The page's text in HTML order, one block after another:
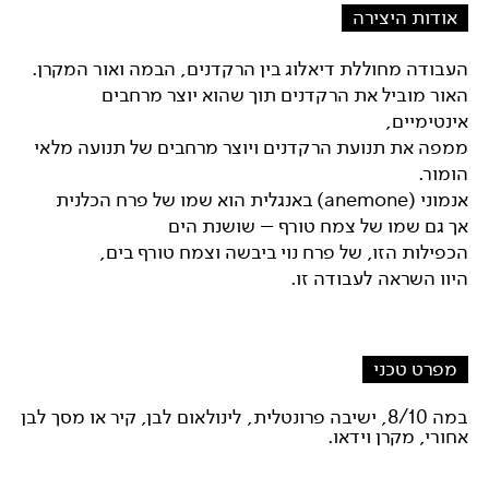
אודות היצירה
העבודה מחוללת דיאלוג בין הרקדנים, הבמה ואור המקרן.
האור מוביל את הרקדנים תוך שהוא יוצר מרחבים
אינטימיים,
ממפה את תנועת הרקדנים ויוצר מרחבים של תנועה מלאי
הומור.
אנמוני (anemone) באנגלית הוא שמו של פרח הכלנית
אך גם שמו של צמח טורף – שושנת הים
הכפילות הזו, של פרח נוי ביבשה וצמח טורף בים,
היוו השראה לעבודה זו.
מפרט טכני
במה 8/10, ישיבה פרונטלית, לינולאום לבן, קיר או מסך לבן
אחורי, מקרן וידאו.